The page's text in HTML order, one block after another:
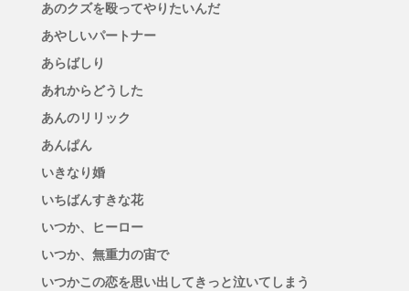
あのクズを殴ってやりたいんだ
あやしいパートナー
あらばしり
あれからどうした
あんのリリック
あんぱん
いきなり婚
いちばんすきな花
いつか、ヒーロー
いつか、無重力の宙で
いつかこの恋を思い出してきっと泣いてしまう